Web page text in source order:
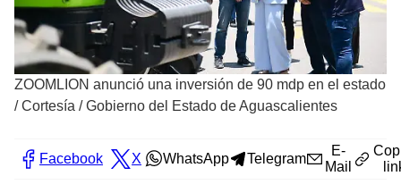
ZOOMLION anunció una inversión de 90 mdp en el estado
/Cortesía / Gobierno del Estado de Aguascalientes
Facebook X WhatsApp Telegram
E-
Mail